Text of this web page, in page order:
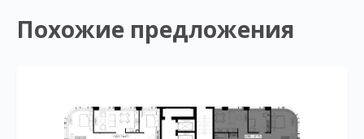
Похожие предложения